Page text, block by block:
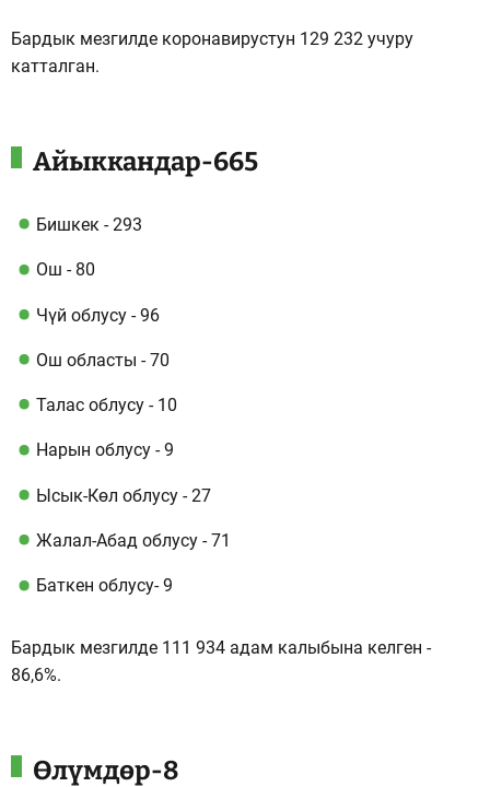
Бардык мезгилде коронавирустун 129 232 учуру
катталган.
Айыккандар-665
Бишкек - ​​293
Ош - 80
Чүй облусу - 96
Ош областы - 70
Талас облусу - 10
Нарын облусу - 9
Ысык-Көл облусу - 27
Жалал-Абад облусу - 71
Баткен облусу- 9
Бардык мезгилде 111 934 адам калыбына келген -
86,6%.
Өлүмдөр-8